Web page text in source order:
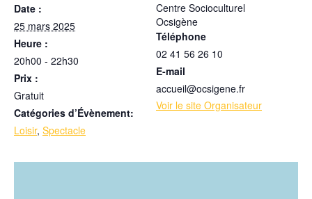
Date :
25 mars 2025
Heure :
20h00 - 22h30
Prix :
Gratuit
Catégories d’Évènement:
Loisir, Spectacle
Centre Socioculturel
Ocsigène
Téléphone
02 41 56 26 10
E-mail
accueil@ocsigene.fr
Voir le site Organisateur